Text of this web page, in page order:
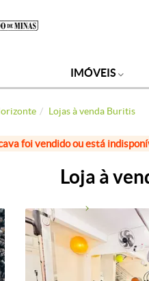
IMÓVEIS
Lojas à venda Buritis
foi vendido ou está
Loja à